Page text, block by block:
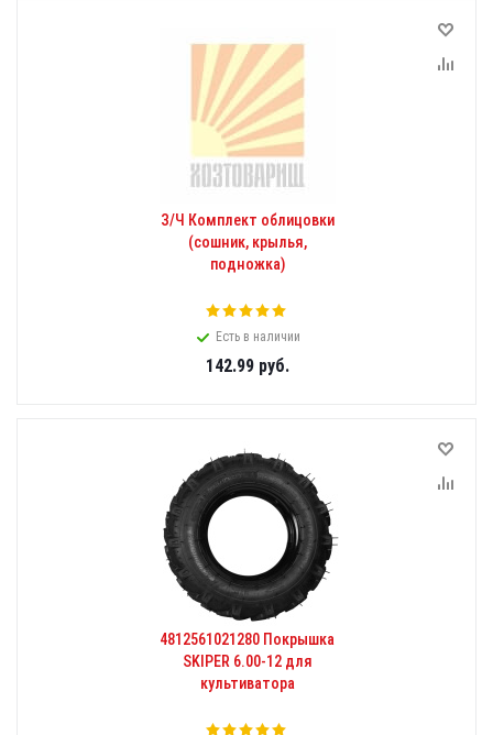
З/Ч Комплект облицовки
(сошник, крылья,
подножка)
Есть в наличии
142.99руб.
4812561021280 Покрышка
SKIPER 6.00-12 для
культиватора